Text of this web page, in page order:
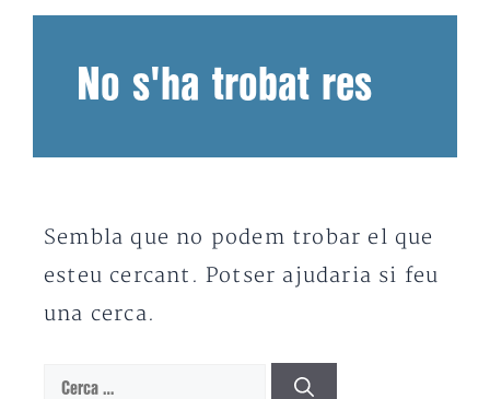
No s'ha trobat res
Sembla que no podem trobar el que
esteu cercant. Potser ajudaria si feu
una cerca.
Cerca: